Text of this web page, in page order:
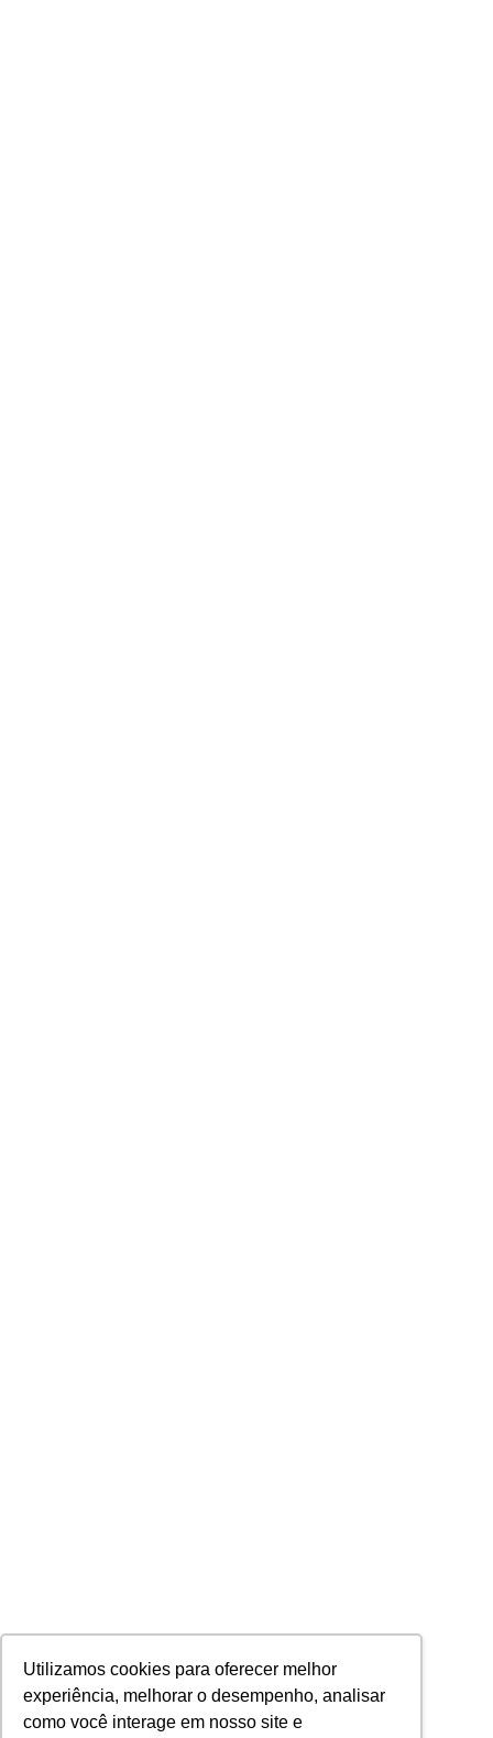
Utilizamos cookies para oferecer melhor
experiência, melhorar o desempenho, analisar
como você interage em nosso site e